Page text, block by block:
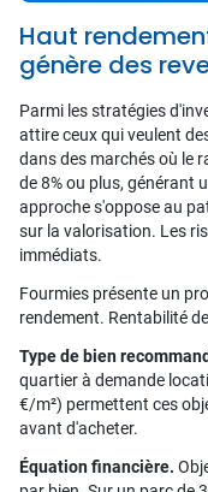
Haut
génère des
Parmi les stratégies
attire ceux qui veulent
dans des marchés où le
de 8% ou plus, générant
approche s'oppose au
sur la valorisation. Les
immédiats.
Fourmies présente un
rendement. Rentabilité
Type de bien
quartier à demande
€/m²) permettent ces
avant d'acheter.
Équation financière.